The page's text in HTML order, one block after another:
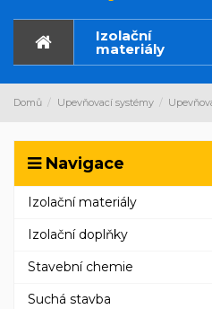
Izolační
materiály
Domů Upevňovací systémy
Navigace
Izolační materiály
Izolační doplňky
Stavební chemie
Suchá stavba